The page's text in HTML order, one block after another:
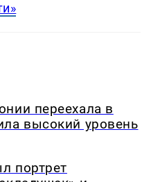
переехала в
высокий уровень
портрет